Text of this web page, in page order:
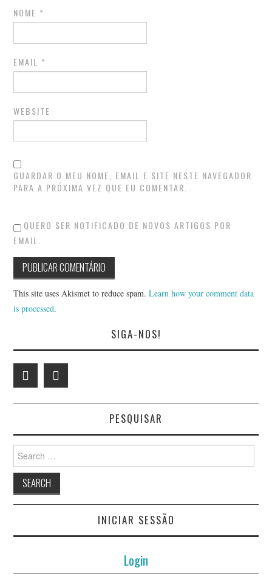
NOME *
EMAIL *
WEBSITE
GUARDAR O MEU NOME, EMAIL E SITE NESTE NAVEGADOR
PARA A PRÓXIMA VEZ QUE EU COMENTAR.
QUERO SER NOTIFICADO DE NOVOS ARTIGOS POR
EMAIL.
This site uses Akismet to reduce spam.Learn how your comment data
is processed.
SIGA-NOS!
PESQUISAR
Search
for:
INICIAR SESSÃO
Login